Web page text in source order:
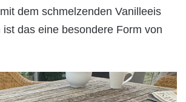
dem schmelzenden Vanilleeis
das eine besondere Form von